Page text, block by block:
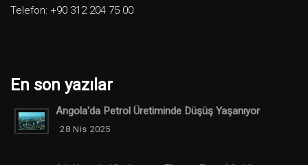
Telefon: +90 312 204 75 00
En son yazılar
Angola'da Petrol Üretiminde Düşüş Yaşanıyor
28 Nis 2025